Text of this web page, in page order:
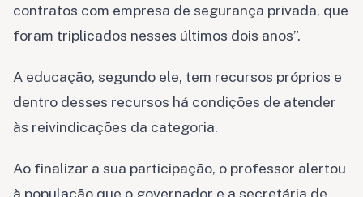
contratos com empresa de segurança privada, que
foram triplicados nesses últimos dois anos”.
A educação, segundo ele, tem recursos próprios e
dentro desses recursos há condições de atender
às reivindicações da categoria.
Ao finalizar a sua participação, o professor alertou
à população que o governador e a secretária de